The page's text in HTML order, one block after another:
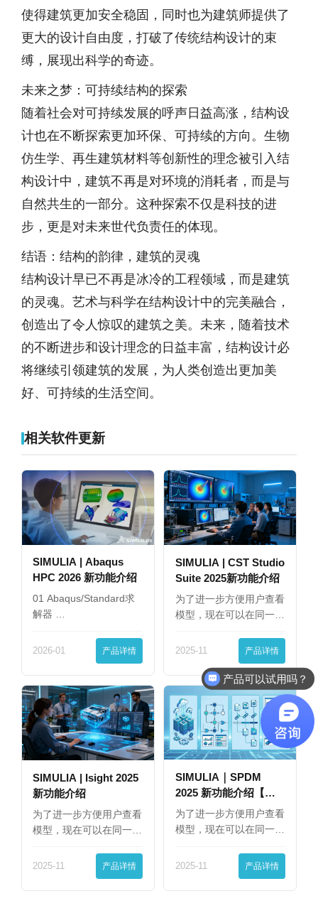
使得建筑更加安全稳固，同时也为建筑师提供了
更大的设计自由度，打破了传统结构设计的束
缚，展现出科学的奇迹。
未来之梦：可持续结构的探索
随着社会对可持续发展的呼声日益高涨，结构设
计也在不断探索更加环保、可持续的方向。生物
仿生学、再生建筑材料等创新性的理念被引入结
构设计中，建筑不再是对环境的消耗者，而是与
自然共生的一部分。这种探索不仅是科技的进
步，更是对未来世代负责任的体现。
结语：结构的韵律，建筑的灵魂
结构设计早已不再是冰冷的工程领域，而是建筑
的灵魂。艺术与科学在结构设计中的完美融合，
创造出了令人惊叹的建筑之美。未来，随着技术
的不断进步和设计理念的日益丰富，结构设计必
将继续引领建筑的发展，为人类创造出更加美
好、可持续的生活空间。
相关软件更新
SIMULIA | Abaqus
HPC 2026 新功能介绍
01 Abaqus/Standard求
解器 …
2026-01 产品详情
SIMULIA | CST Studio
Suite 2025新功能介绍
为了进一步方便用户查看
模型，现在可以在同一
2025-11 产品详情
SIMULIA | Isight 2025
新功能介绍
为了进一步方便用户查看
模型，现在可以在同一
2025-11 产品详情
SIMULIA｜SPDM
2025 新功能介绍【下
篇】
为了进一步方便用户查看
模型，现在可以在同一
2025-11 产品详情
产品可以试用吗？